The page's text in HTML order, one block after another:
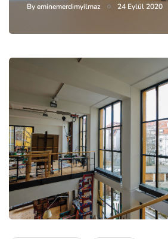
Byeminemerdimyilmaz 24 Eylül 2020